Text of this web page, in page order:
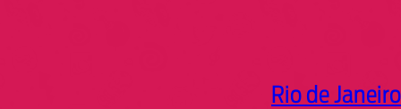
Rio de Janeiro